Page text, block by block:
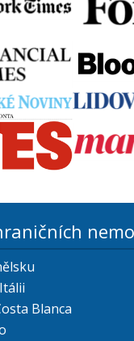
Blanca